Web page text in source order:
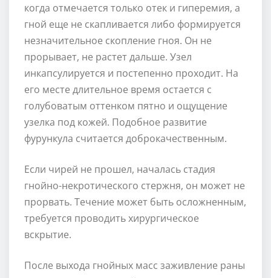
когда отмечается только отек и гиперемия, а
гной еще не скапливается либо формируется
незначительное скопление гноя. Он не
прорывает, не растет дальше. Узел
инкапсулируется и постепенно проходит. На
его месте длительное время остается с
голубоватым оттенком пятно и ощущение
узелка под кожей. Подобное развитие
фурункула считается доброкачественным.
Если чирей не прошел, началась стадия
гнойно-некротического стержня, он может не
прорвать. Течение может быть осложненным,
требуется проводить хирургическое
вскрытие.
После выхода гнойных масс заживление раны